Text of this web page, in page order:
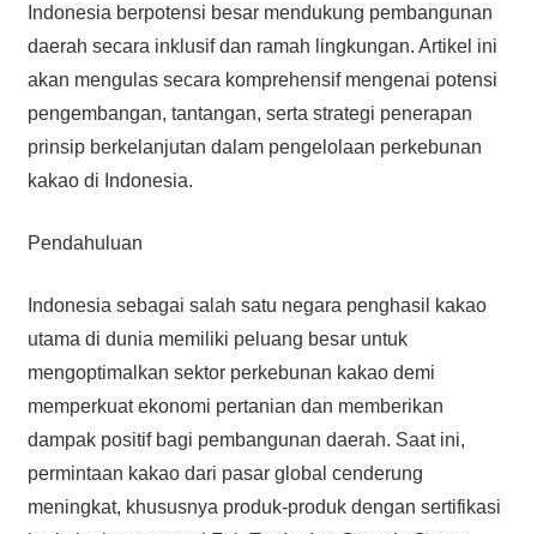
Indonesia berpotensi besar mendukung pembangunan
daerah secara inklusif dan ramah lingkungan. Artikel ini
akan mengulas secara komprehensif mengenai potensi
pengembangan, tantangan, serta strategi penerapan
prinsip berkelanjutan dalam pengelolaan perkebunan
kakao di Indonesia.
Pendahuluan
Indonesia sebagai salah satu negara penghasil kakao
utama di dunia memiliki peluang besar untuk
mengoptimalkan sektor perkebunan kakao demi
memperkuat ekonomi pertanian dan memberikan
dampak positif bagi pembangunan daerah. Saat ini,
permintaan kakao dari pasar global cenderung
meningkat, khususnya produk-produk dengan sertifikasi